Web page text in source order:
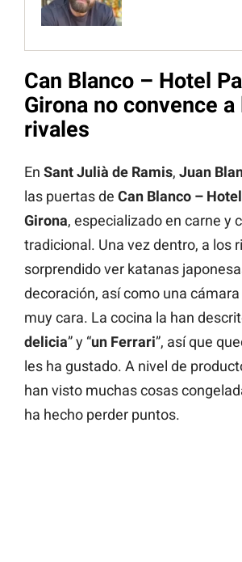
Can Blanco – Hotel
Girona no convence a
rivales
En Sant Julià de Ramis, Juan
las puertas de Can Blanco –
Girona, especializado en carne y
tradicional. Una vez dentro, a los
sorprendido ver katanas
decoración, así como una
muy cara. La cocina la han
delicia” y “un Ferrari”, así que
les ha gustado. A nivel de
han visto muchas cosas
ha hecho perder puntos.